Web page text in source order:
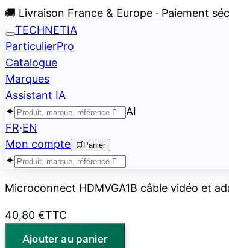
🚚 Livraison France & Europe · Paiement
TECHNETIA
ParticulierPro
Catalogue
Marques
Assistant IA
✦
AI
FR·EN
Mon compte
🛒 Panier
✦
Microconnect HDMVGA1B câble vidéo et
40,80 €TTC
Ajouter au panier